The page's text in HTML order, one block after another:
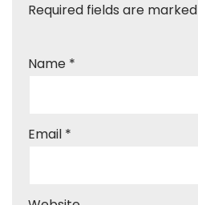
Required fields are marked
Name *
Email *